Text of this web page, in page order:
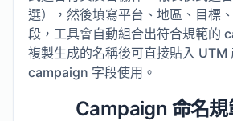
選），然後填寫平台、地區、目標
段，工具會自動組合出符合規範的
複製生成的名稱後可直接貼入 UTM
campaign 字段使用。
Campaign 命名規